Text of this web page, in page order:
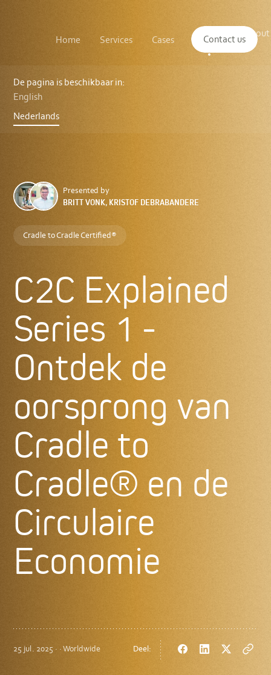
Explained
Series
Ontdek
Circulaire
De pagina is beschikbaar in:
English
Nederlands
Presented by
BRITT VONK, KRISTOF DEBRABANDERE
Cradle to Cradle Certified®
C2C Explained
Series 1 -
Ontdek de
oorsprong van
Cradle to
Cradle® en de
Circulaire
Economie
25 jul. 2025 · · Worldwide Deel: FacebookLinkedInTwitterCopy
Home Services Cases Insights
About
us
Contact us